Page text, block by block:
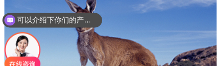
可以介绍下你们的产品么？